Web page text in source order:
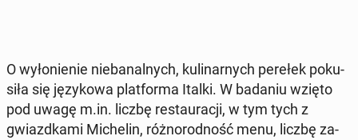
O wy­ło­nie­nie nie­ba­nal­nych, ku­li­nar­nych perełek po­ku­
si­ła się ję­zy­ko­wa plat­for­ma Italki. W badaniu wzięto
pod uwagę m.in. liczbę re­stau­ra­cji, w tym tych z
gwiazd­ka­mi Mi­che­lin, róż­no­rod­ność menu, liczbę za­